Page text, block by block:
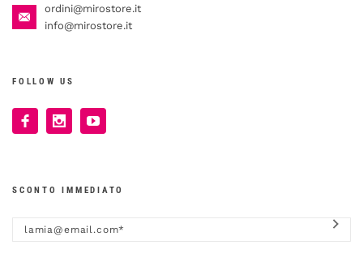
ordini@mirostore.it
info@mirostore.it
FOLLOW US
SCONTO IMMEDIATO